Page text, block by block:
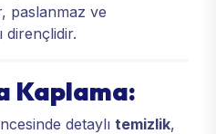
paslanmaz ve
dirençlidir.
Kaplama:
detaylı temizlik,